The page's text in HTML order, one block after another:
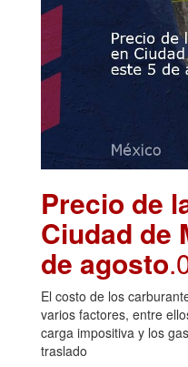
Precio de
Ciudad de
de agosto
El costo de los
varios factores, entre
carga impositiva y los
traslado